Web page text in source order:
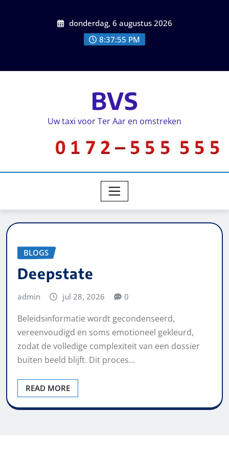
donderdag, 6 augustus 2026
8:37:55 PM
BVS
Uw taxi voor Ter Aar en omstreken
BLOGS
Deepstate
admin jul 28, 2026 0
Beleidsinformatie wordt gecondenseerd,
vereenvoudigd en soms emotioneel gekleurd,
zodat de volledige complexiteit van een dossier
buiten beeld blijft. Dit proces…
READ MORE